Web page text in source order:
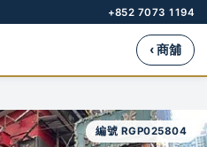
+852 7073 1194
‹ 商舖
編號 RGP025804